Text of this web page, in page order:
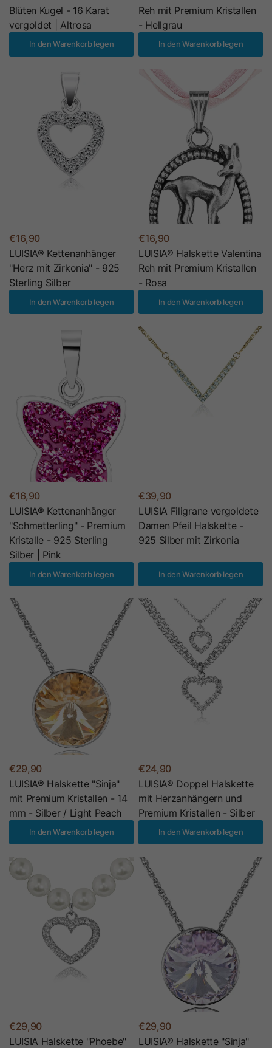
Blüten Kugel - 16 Karat
vergoldet | Altrosa
In den Warenkorb legen
Reh mit Premium Kristallen
- Hellgrau
In den Warenkorb legen
€16,90
LUISIA® Kettenanhänger
"Herz mit Zirkonia" - 925
Sterling Silber
In den Warenkorb legen
€16,90
LUISIA® Halskette Valentina
Reh mit Premium Kristallen
- Rosa
In den Warenkorb legen
€16,90
LUISIA® Kettenanhänger
"Schmetterling" - Premium
Kristalle - 925 Sterling
Silber | Pink
In den Warenkorb legen
€39,90
LUISIA Filigrane vergoldete
Damen Pfeil Halskette -
925 Silber mit Zirkonia
In den Warenkorb legen
€29,90
LUISIA® Halskette "Sinja"
mit Premium Kristallen - 14
mm - Silber / Light Peach
In den Warenkorb legen
€24,90
LUISIA® Doppel Halskette
mit Herzanhängern und
Premium Kristallen - Silber
In den Warenkorb legen
€29,90
LUISIA Halskette "Phoebe"
€29,90
LUISIA® Halskette "Sinja"